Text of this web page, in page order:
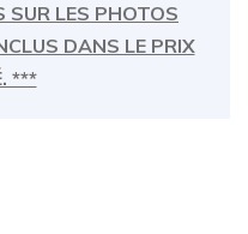
SUR LES PHOTOS
DANS LE PRIX
***